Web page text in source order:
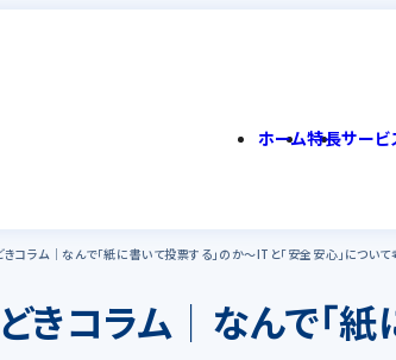
ホーム特長サービ
コラム│なんで「紙に書いて投票する」のか～ITと「安全安心」について
きコラム│なんで「